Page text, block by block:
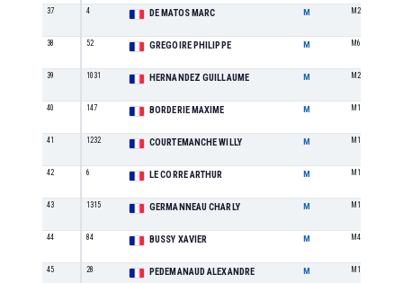
37 4 DE MATOS MARC M M2
38 52 GREGOIRE PHILIPPE M M6
39 1031 HERNANDEZ GUILLAUME M M2
40 147 BORDERIE MAXIME M M1
41 1232 COURTEMANCHE WILLY M M1
42 6 LE CORRE ARTHUR M M1
43 1315 GERMANNEAU CHARLY M M1
44 84 BUSSY XAVIER M M4
45 28 PEDEMANAUD ALEXANDRE M M1